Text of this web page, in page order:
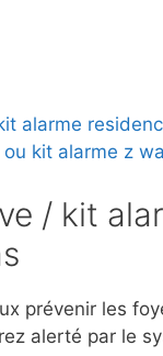
alarme
kit alarme z
/ kit
prévenir les
alerté par le